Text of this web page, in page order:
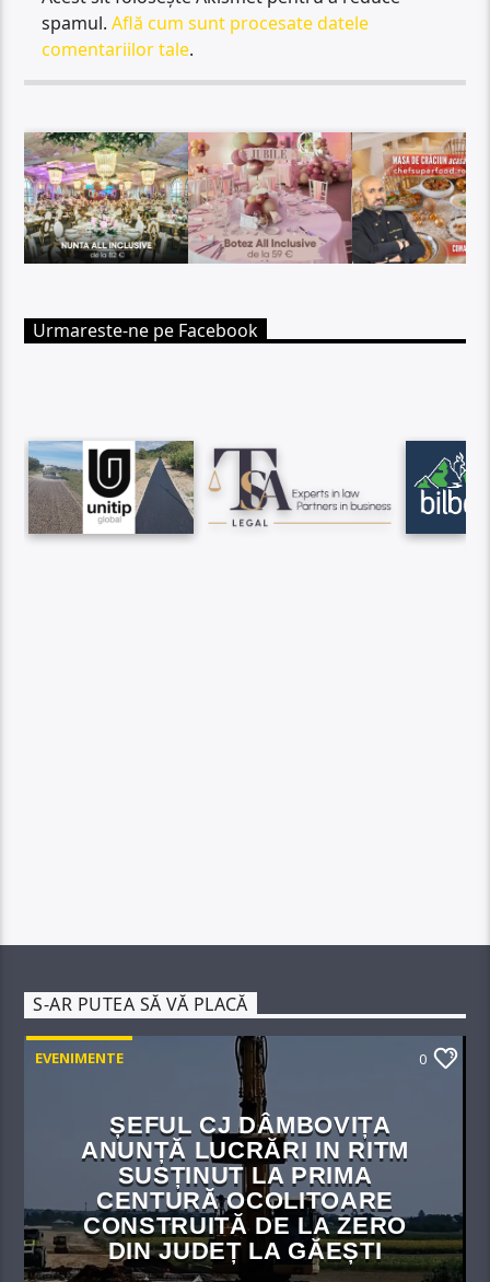
spamul.Află cum sunt procesate datele
comentariilor tale.
Urmareste-ne pe Facebook
S-AR PUTEA SĂ VĂ PLACĂ
EVENIMENTE 0
ȘEFUL CJ DÂMBOVIȚA
ANUNȚĂ LUCRĂRI IN RITM
SUSȚINUT LA PRIMA
CENTURĂ OCOLITOARE
CONSTRUITĂ DE LA ZERO
DIN JUDEȚ LA GĂEȘTI